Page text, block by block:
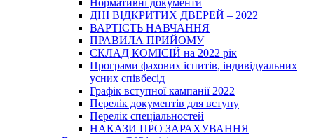
Нормативні документи
ДНІ ВІДКРИТИХ ДВЕРЕЙ – 2022
ВАРТІСТЬ НАВЧАННЯ
ПРАВИЛА ПРИЙОМУ
СКЛАД КОМІСІЙ на 2022 рік
Програми фахових іспитів, індивідуальних
усних співбесід
Графік вступної кампанії 2022
Перелік документів для вступу
Перелік спеціальностей
НАКАЗИ ПРО ЗАРАХУВАННЯ